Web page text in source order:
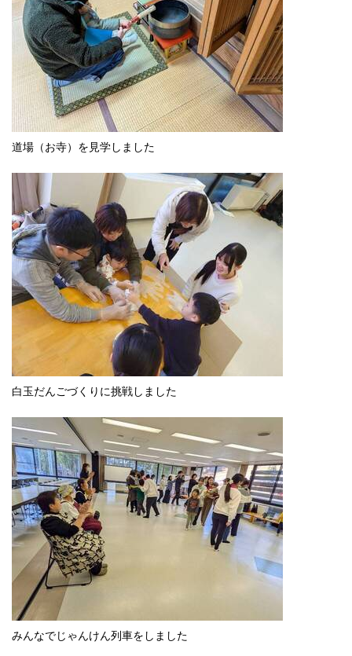
道場（お寺）を見学しました
白玉だんごづくりに挑戦しました
みんなでじゃんけん列車をしました